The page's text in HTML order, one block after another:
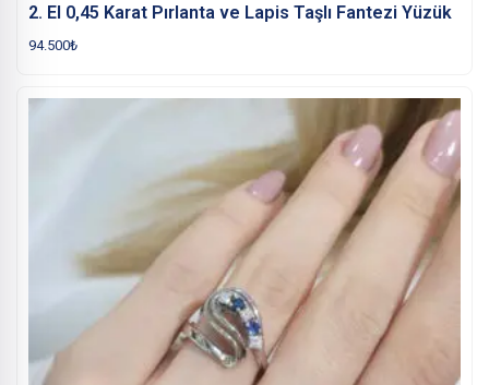
2. El 0,45 Karat Pırlanta ve Lapis Taşlı Fantezi Yüzük
94.500₺